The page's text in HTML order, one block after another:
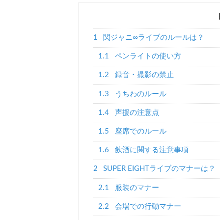
1 関ジャニ∞ライブのルールは？
1.1 ペンライトの使い方
1.2 録音・撮影の禁止
1.3 うちわのルール
1.4 声援の注意点
1.5 座席でのルール
1.6 飲酒に関する注意事項
2 SUPER EIGHTライブのマナーは？
2.1 服装のマナー
2.2 会場での行動マナー